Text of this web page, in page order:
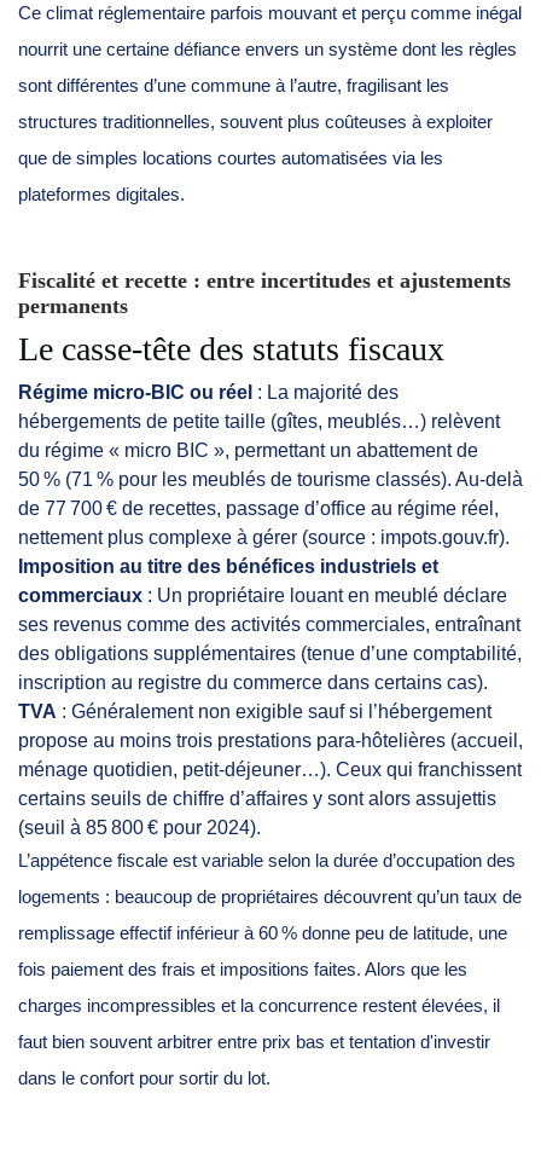
Ce climat réglementaire parfois mouvant et perçu comme inégal
nourrit une certaine défiance envers un système dont les règles
sont différentes d’une commune à l’autre, fragilisant les
structures traditionnelles, souvent plus coûteuses à exploiter
que de simples locations courtes automatisées via les
plateformes digitales.
Fiscalité et recette : entre incertitudes et ajustements
permanents
Le casse-tête des statuts fiscaux
Régime micro-BIC ou réel : La majorité des
hébergements de petite taille (gîtes, meublés…) relèvent
du régime « micro BIC », permettant un abattement de
50 % (71 % pour les meublés de tourisme classés). Au-delà
de 77 700 € de recettes, passage d’office au régime réel,
nettement plus complexe à gérer (source : impots.gouv.fr).
Imposition au titre des bénéfices industriels et
commerciaux : Un propriétaire louant en meublé déclare
ses revenus comme des activités commerciales, entraînant
des obligations supplémentaires (tenue d’une comptabilité,
inscription au registre du commerce dans certains cas).
TVA : Généralement non exigible sauf si l’hébergement
propose au moins trois prestations para-hôtelières (accueil,
ménage quotidien, petit-déjeuner…). Ceux qui franchissent
certains seuils de chiffre d’affaires y sont alors assujettis
(seuil à 85 800 € pour 2024).
L’appétence fiscale est variable selon la durée d’occupation des
logements : beaucoup de propriétaires découvrent qu’un taux de
remplissage effectif inférieur à 60 % donne peu de latitude, une
fois paiement des frais et impositions faites. Alors que les
charges incompressibles et la concurrence restent élevées, il
faut bien souvent arbitrer entre prix bas et tentation d'investir
dans le confort pour sortir du lot.